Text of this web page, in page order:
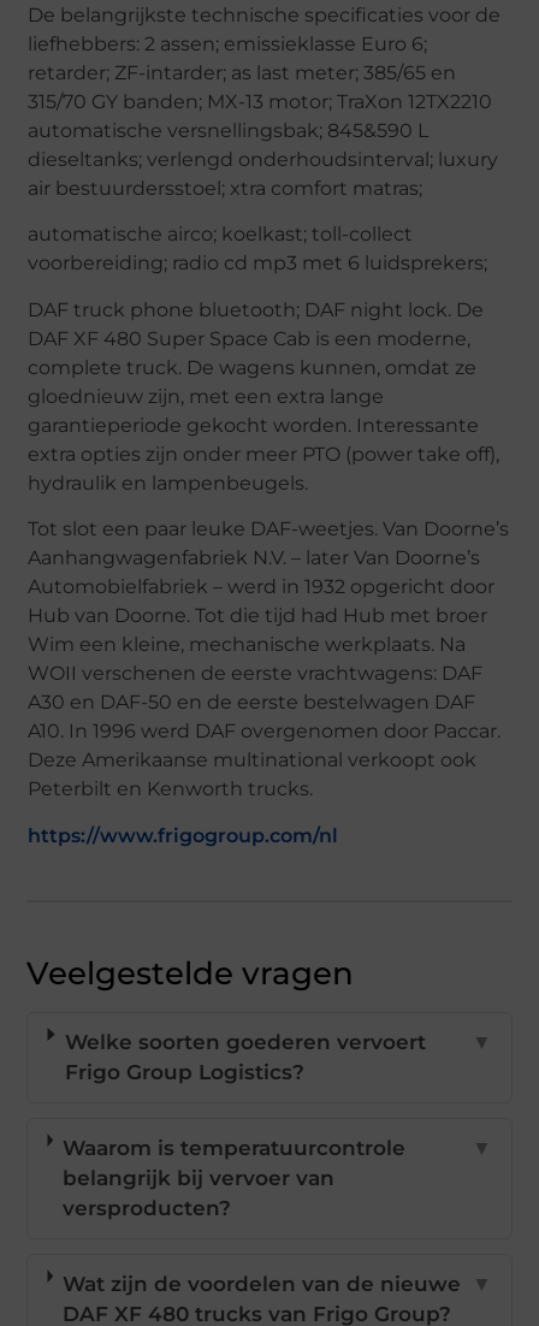
De belangrijkste technische specificaties voor de
liefhebbers: 2 assen; emissieklasse Euro 6;
retarder; ZF-intarder; as last meter; 385/65 en
315/70 GY banden; MX-13 motor; TraXon 12TX2210
automatische versnellingsbak; 845&590 L
dieseltanks; verlengd onderhoudsinterval; luxury
air bestuurdersstoel; xtra comfort matras;
automatische airco; koelkast; toll-collect
voorbereiding; radio cd mp3 met 6 luidsprekers;
DAF truck phone bluetooth; DAF night lock. De
DAF XF 480 Super Space Cab is een moderne,
complete truck. De wagens kunnen, omdat ze
gloednieuw zijn, met een extra lange
garantieperiode gekocht worden. Interessante
extra opties zijn onder meer PTO (power take off),
hydraulik en lampenbeugels.
Tot slot een paar leuke DAF-weetjes. Van Doorne’s
Aanhangwagenfabriek N.V. – later Van Doorne’s
Automobielfabriek – werd in 1932 opgericht door
Hub van Doorne. Tot die tijd had Hub met broer
Wim een kleine, mechanische werkplaats. Na
WOII verschenen de eerste vrachtwagens: DAF
A30 en DAF-50 en de eerste bestelwagen DAF
A10. In 1996 werd DAF overgenomen door Paccar.
Deze Amerikaanse multinational verkoopt ook
Peterbilt en Kenworth trucks.
https://www.frigogroup.com/nl
Veelgestelde vragen
Welke soorten goederen vervoert
Frigo Group Logistics?
▼
Waarom is temperatuurcontrole
belangrijk bij vervoer van
versproducten?
▼
Wat zijn de voordelen van de nieuwe
DAF XF 480 trucks van Frigo Group?
▼